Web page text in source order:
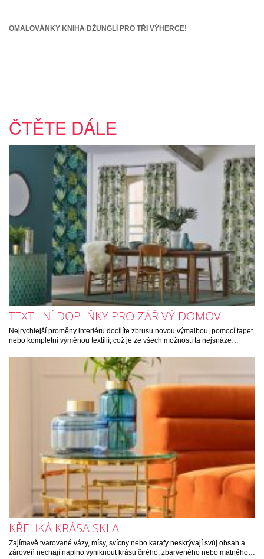
OMALOVÁNKY KNIHA DŽUNGLÍ PRO TŘI VÝHERCE!
ČTĚTE DÁLE
TEXTILNÍ DOPLŇKY PRO ZÁŘIVÝ DOMOV
Nejrychlejší proměny interiéru docílíte zbrusu novou výmalbou, pomocí tapet
nebo kompletní výměnou textilií, což je ze všech možností ta nejsnáze…
KŘEHKÁ KRÁSA SKLA
Zajímavě tvarované vázy, mísy, svícny nebo karafy neskrývají svůj obsah a
zároveň nechají naplno vyniknout krásu čirého, zbarveného nebo matného…